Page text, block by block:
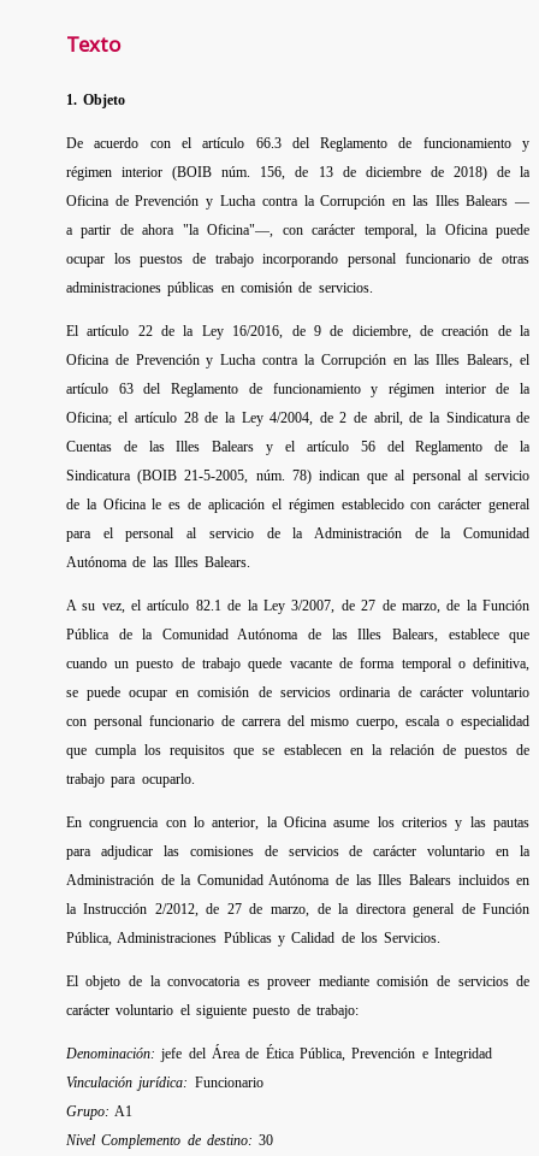
Texto
1. Objeto
De acuerdo con el artículo 66.3 del Reglamento de funcionamiento y
régimen interior (BOIB núm. 156, de 13 de diciembre de 2018) de la
Oficina de Prevención y Lucha contra la Corrupción en las Illes Balears —
a partir de ahora "la Oficina"—, con carácter temporal, la Oficina puede
ocupar los puestos de trabajo incorporando personal funcionario de otras
administraciones públicas en comisión de servicios.
El artículo 22 de la Ley 16/2016, de 9 de diciembre, de creación de la
Oficina de Prevención y Lucha contra la Corrupción en las Illes Balears, el
artículo 63 del Reglamento de funcionamiento y régimen interior de la
Oficina; el artículo 28 de la Ley 4/2004, de 2 de abril, de la Sindicatura de
Cuentas de las Illes Balears y el artículo 56 del Reglamento de la
Sindicatura (BOIB 21-5-2005, núm. 78) indican que al personal al servicio
de la Oficina le es de aplicación el régimen establecido con carácter general
para el personal al servicio de la Administración de la Comunidad
Autónoma de las Illes Balears.
A su vez, el artículo 82.1 de la Ley 3/2007, de 27 de marzo, de la Función
Pública de la Comunidad Autónoma de las Illes Balears, establece que
cuando un puesto de trabajo quede vacante de forma temporal o definitiva,
se puede ocupar en comisión de servicios ordinaria de carácter voluntario
con personal funcionario de carrera del mismo cuerpo, escala o especialidad
que cumpla los requisitos que se establecen en la relación de puestos de
trabajo para ocuparlo.
En congruencia con lo anterior, la Oficina asume los criterios y las pautas
para adjudicar las comisiones de servicios de carácter voluntario en la
Administración de la Comunidad Autónoma de las Illes Balears incluidos en
la Instrucción 2/2012, de 27 de marzo, de la directora general de Función
Pública, Administraciones Públicas y Calidad de los Servicios.
El objeto de la convocatoria es proveer mediante comisión de servicios de
carácter voluntario el siguiente puesto de trabajo:
Denominación: jefe del Área de Ética Pública, Prevención e Integridad
Vinculación jurídica: Funcionario
Grupo: A1
Nivel Complemento de destino: 30